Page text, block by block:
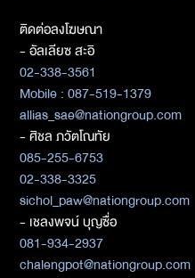
ติดต่อลงโฆษณา
- อัลเลียซ สะอิ
02-338-3561
Mobile : 087-519-1379
allias_sae@nationgroup.com
- ศิชล ภวัตโณทัย
085-255-6753
02-338-3325
sichol_paw@nationgroup.com
- เชลงพจน์ บุญซื่อ
081-934-2937
chalengpot@nationgroup.com